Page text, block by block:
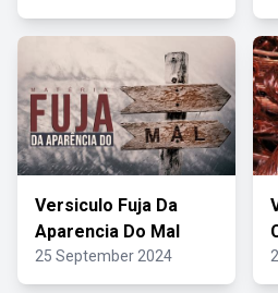
Versiculo Fuja Da
Aparencia Do Mal
25 September 2024